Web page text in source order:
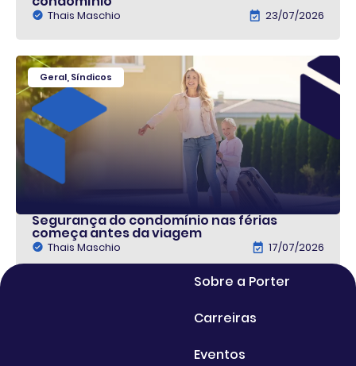
Thais Maschio 23/07/2026
Geral Síndicos
Segurança do condomínio nas férias
começa antes da viagem
Thais Maschio 17/07/2026
Sobre a Porter
Carreiras
Eventos